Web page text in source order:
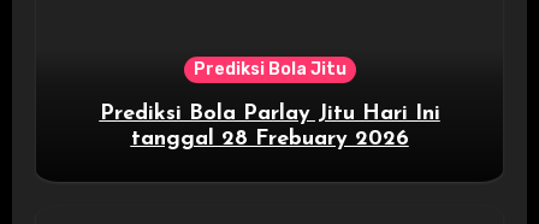
Prediksi Bola Jitu
Prediksi Bola Parlay Jitu Hari Ini
tanggal 28 Frebuary 2026